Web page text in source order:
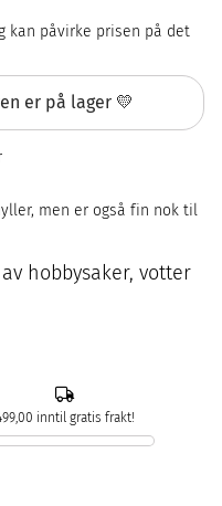
kan påvirke prisen på det
er på lager 💛
men er også fin nok til
hobbysaker, votter
inntil gratis frakt!